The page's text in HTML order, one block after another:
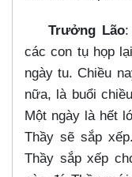
Trưởng Lão
các con tụ họp
ngày tu. Chiều
nữa, là buổi
Một ngày là hết
Thầy sẽ sắp
Thầy sắp xếp